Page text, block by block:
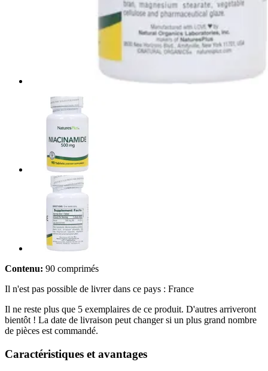
Contenu: 90 comprimés
Il n'est pas possible de livrer dans ce pays : France
Il ne reste plus que 5 exemplaires de ce produit. D'autres arriveront
bientôt ! La date de livraison peut changer si un plus grand nombre
de pièces est commandé.
Caractéristiques et avantages